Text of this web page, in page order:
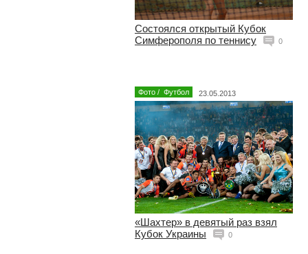
Состоялся открытый Кубок
Симферополя по теннису
0
Фото / Футбол 23.05.2013
«Шахтер» в девятый раз взял
Кубок Украины
0